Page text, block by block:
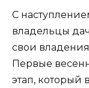
С
владельцы
свои
Первые
этап, который